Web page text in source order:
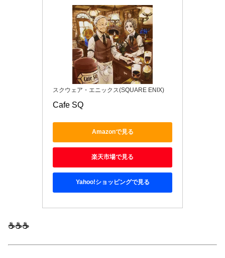
スクウェア・エニックス(SQUARE ENIX)
Cafe SQ
Amazonで見る
楽天市場で見る
Yahoo!ショッピングで見る
☕☕☕